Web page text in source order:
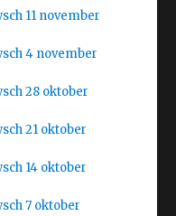
11 november
4 november
28 oktober
21 oktober
14 oktober
7 oktober